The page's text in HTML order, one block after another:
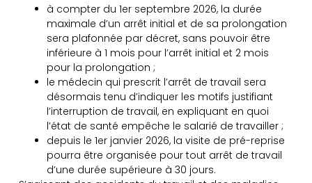
à compter du 1er septembre 2026, la durée
maximale d’un arrêt initial et de sa prolongation
sera plafonnée par décret, sans pouvoir être
inférieure à 1 mois pour l’arrêt initial et 2 mois
pour la prolongation ;
le médecin qui prescrit l’arrêt de travail sera
désormais tenu d’indiquer les motifs justifiant
l’interruption de travail, en expliquant en quoi
l’état de santé empêche le salarié de travailler ;
depuis le 1er janvier 2026, la visite de pré-reprise
pourra être organisée pour tout arrêt de travail
d’une durée supérieure à 30 jours.